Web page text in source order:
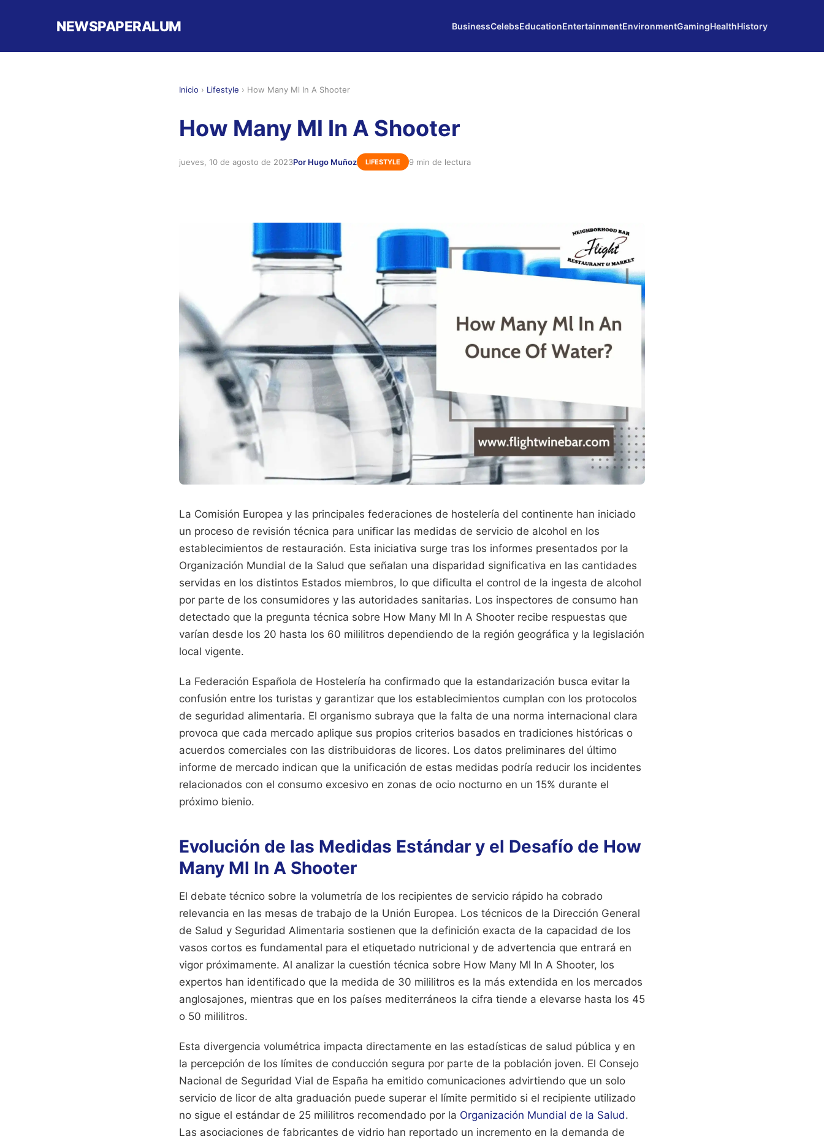
NEWSPAPERALUM BusinessCelebsEducationEntertainmentEnvironmentGamingHealthHistory
Inicio › Lifestyle › How Many Ml In A Shooter
How Many Ml In A Shooter
jueves, 10 de agosto de 2023Por Hugo Muñoz LIFESTYLE 9 min de lectura
La Comisión Europea y las principales federaciones de hostelería del continente han iniciado
un proceso de revisión técnica para unificar las medidas de servicio de alcohol en los
establecimientos de restauración. Esta iniciativa surge tras los informes presentados por la
Organización Mundial de la Salud que señalan una disparidad significativa en las cantidades
servidas en los distintos Estados miembros, lo que dificulta el control de la ingesta de alcohol
por parte de los consumidores y las autoridades sanitarias. Los inspectores de consumo han
detectado que la pregunta técnica sobre How Many Ml In A Shooter recibe respuestas que
varían desde los 20 hasta los 60 mililitros dependiendo de la región geográfica y la legislación
local vigente.
La Federación Española de Hostelería ha confirmado que la estandarización busca evitar la
confusión entre los turistas y garantizar que los establecimientos cumplan con los protocolos
de seguridad alimentaria. El organismo subraya que la falta de una norma internacional clara
provoca que cada mercado aplique sus propios criterios basados en tradiciones históricas o
acuerdos comerciales con las distribuidoras de licores. Los datos preliminares del último
informe de mercado indican que la unificación de estas medidas podría reducir los incidentes
relacionados con el consumo excesivo en zonas de ocio nocturno en un 15% durante el
próximo bienio.
Evolución de las Medidas Estándar y el Desafío de How
Many Ml In A Shooter
El debate técnico sobre la volumetría de los recipientes de servicio rápido ha cobrado
relevancia en las mesas de trabajo de la Unión Europea. Los técnicos de la Dirección General
de Salud y Seguridad Alimentaria sostienen que la definición exacta de la capacidad de los
vasos cortos es fundamental para el etiquetado nutricional y de advertencia que entrará en
vigor próximamente. Al analizar la cuestión técnica sobre How Many Ml In A Shooter, los
expertos han identificado que la medida de 30 mililitros es la más extendida en los mercados
anglosajones, mientras que en los países mediterráneos la cifra tiende a elevarse hasta los 45
o 50 mililitros.
Esta divergencia volumétrica impacta directamente en las estadísticas de salud pública y en
la percepción de los límites de conducción segura por parte de la población joven. El Consejo
Nacional de Seguridad Vial de España ha emitido comunicaciones advirtiendo que un solo
servicio de licor de alta graduación puede superar el límite permitido si el recipiente utilizado
no sigue el estándar de 25 mililitros recomendado por la Organización Mundial de la Salud.
Las asociaciones de fabricantes de vidrio han reportado un incremento en la demanda de